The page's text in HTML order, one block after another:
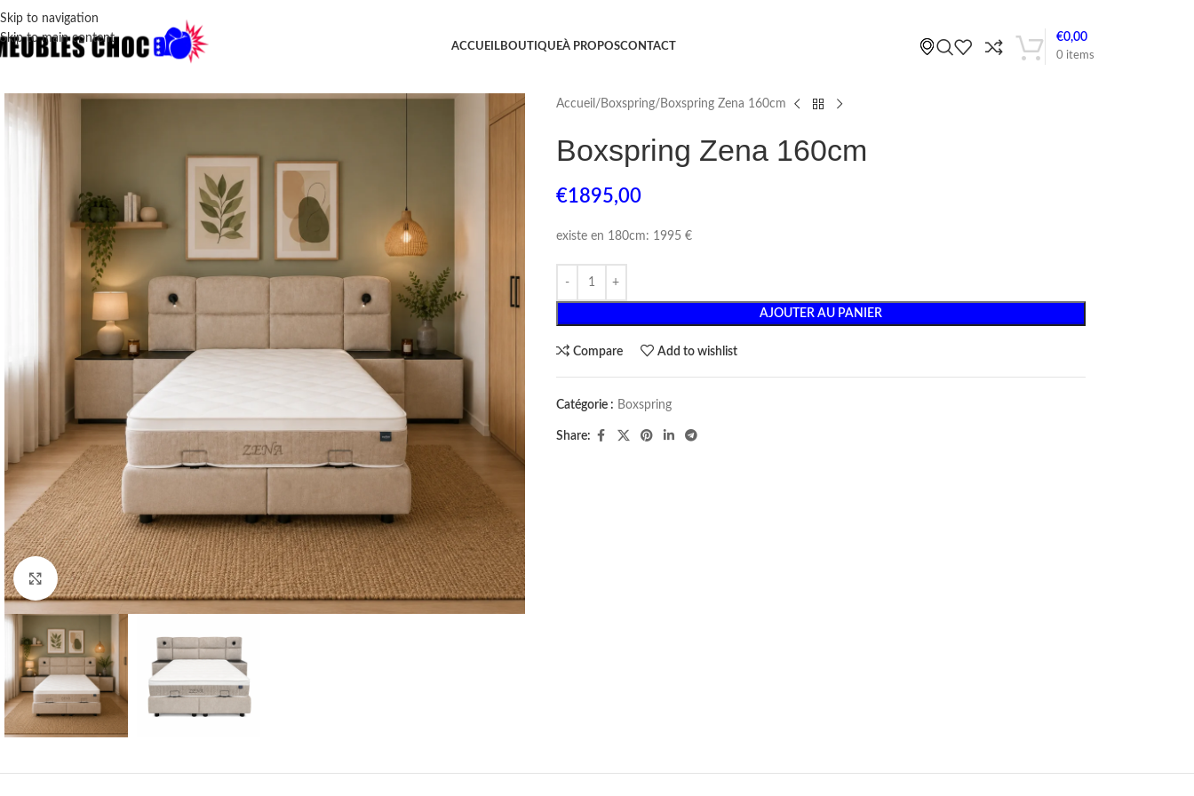
Skip to navigation
Skip to main content
ACCUEILBOUTIQUEÀ PROPOSCONTACT
0 items
€0,00
Click to enlarge
Accueil Boxspring Boxspring Zena 160cm
Boxspring Zena 160cm
€1895,00
existe en 180cm: 1995 €
AJOUTER AU PANIER
Compare Add to wishlist
Catégorie : Boxspring
Share: